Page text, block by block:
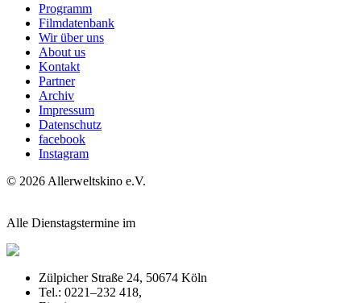
Programm
Filmdatenbank
Wir über uns
About us
Kontakt
Partner
Archiv
Impressum
Datenschutz
facebook
Instagram
© 2026 Allerweltskino e.V.
Alle Dienstagstermine im
Zülpicher Straße 24, 50674 Köln
Tel.: 0221–232 418,